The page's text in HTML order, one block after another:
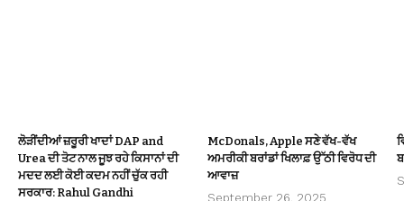
ਲੋੜੀਂਦੀਆਂ ਜ਼ਰੂਰੀ ਖਾਦਾਂ DAP and
Urea ਦੀ ਤੋਟ ਨਾਲ ਜੂਝ ਰਹੇ ਕਿਸਾਨਾਂ ਦੀ
ਮਦਦ ਲਈ ਕੋਈ ਕਦਮ ਨਹੀਂ ਚੁੱਕ ਰਹੀ
ਸਰਕਾਰ: Rahul Gandhi
McDonals, Apple ਸਣੇ ਵੱਖ-ਵੱਖ
ਅਮਰੀਕੀ ਬਰਾਂਡਾਂ ਖਿਲਾਫ਼ ਉੱਠੀ ਵਿਰੋਧ ਦੀ
ਆਵਾਜ਼
September 26, 2025